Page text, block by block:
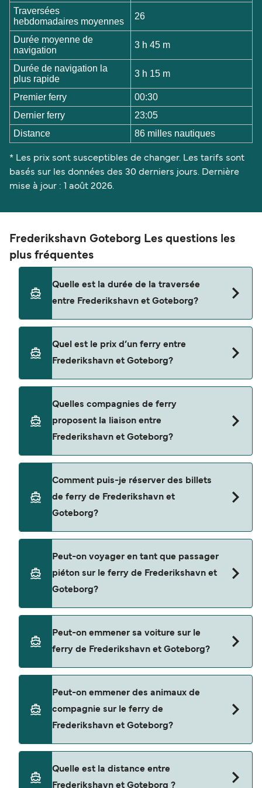
Traversées
hebdomadaires moyennes
26
Durée moyenne de
navigation
3 h 45 m
Durée de navigation la
plus rapide
3 h 15 m
Premier ferry
00:30
Dernier ferry
23:05
Distance
86 milles nautiques
* Les prix sont susceptibles de changer. Les tarifs sont
basés sur les données des 30 derniers jours. Dernière
mise à jour : 1 août 2026.
Frederikshavn Goteborg Les questions les
plus fréquentes
Quelle est la durée de la traversée
entre Frederikshavn et Goteborg?
Goteborg est d'environ 3 heures 45 minutes. La
durée des traversées peut varier d'une saison à
l'autre. Nous vous conseillons donc de vérifier ce
Quel est le prix d’un ferry entre
Frederikshavn et Goteborg?
moyen de Frederikshavn à Goteborg est de $420.
Prix hors frais de réservation.
Quelles compagnies de ferry
proposent la liaison entre
Frederikshavn et Goteborg?
Comment puis-je réserver des billets
de ferry de Frederikshavn et
Goteborg?
et consultez notre page d'offres pour consulter
les dernières promotions disponibles.
Peut-on voyager en tant que passager
piéton sur le ferry de Frederikshavn et
Goteborg?
piéton de Frederikshavn à Goteborg avec
Peut-on emmener sa voiture sur le
ferry de Frederikshavn et Goteborg?
Stena Line
Peut-on emmener des animaux de
compagnie sur le ferry de
Frederikshavn et Goteborg?
bord du ferry. Vous aurez peut-être besoin d'un
Quelle est la distance entre
Frederikshavn et Goteborg ?